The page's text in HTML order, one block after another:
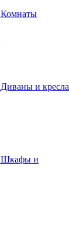
Комнаты
Диваны и кресла
Шкафы и